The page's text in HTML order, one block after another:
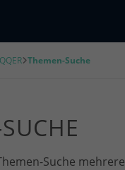
Themen-Suche
Suche mehrere